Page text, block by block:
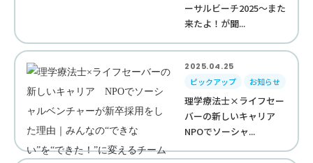
ーサルビーチ2025～また
来たよ！が聞...
2025.04.25
ピックアップ
お知らせ
理学療法士×ライフセー
バーの新しいキャリア
NPOでソーシャ...